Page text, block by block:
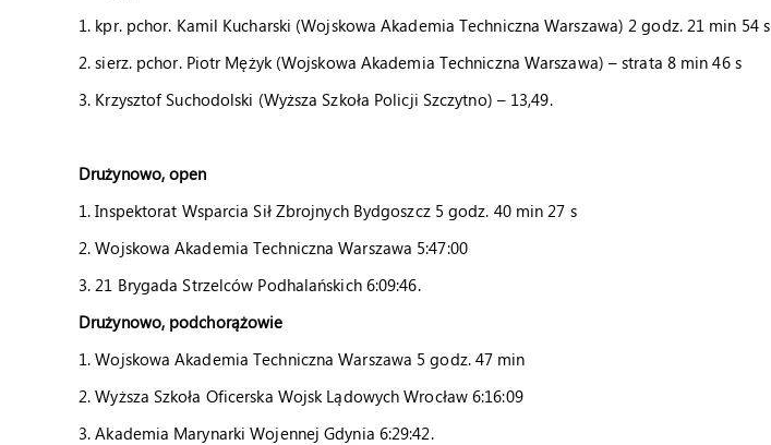
1. kpr. pchor. Kamil Kucharski (Wojskowa Akademia Techniczna Warszawa) 2 godz. 21 min 54 s
2. sierz. pchor. Piotr Mężyk (Wojskowa Akademia Techniczna Warszawa) – strata 8 min 46 s
3. Krzysztof Suchodolski (Wyższa Szkoła Policji Szczytno) – 13,49.
Drużynowo, open
1. Inspektorat Wsparcia Sił Zbrojnych Bydgoszcz 5 godz. 40 min 27 s
2. Wojskowa Akademia Techniczna Warszawa 5:47:00
3. 21 Brygada Strzelców Podhalańskich 6:09:46.
Drużynowo, podchorążowie
1. Wojskowa Akademia Techniczna Warszawa 5 godz. 47 min
2. Wyższa Szkoła Oficerska Wojsk Lądowych Wrocław 6:16:09
3. Akademia Marynarki Wojennej Gdynia 6:29:42.